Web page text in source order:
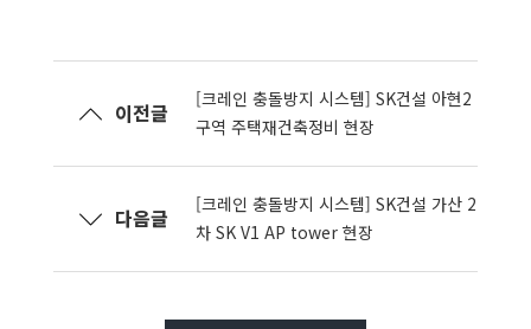
이전글
[크레인 충돌방지 시스템] SK건설 아현2
구역 주택재건축정비 현장
다음글
[크레인 충돌방지 시스템] SK건설 가산 2
차 SK V1 AP tower 현장